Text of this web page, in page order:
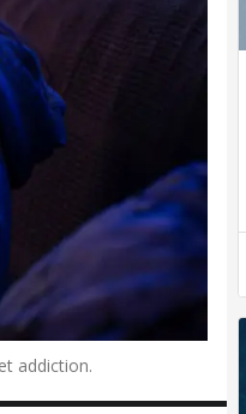
addiction.